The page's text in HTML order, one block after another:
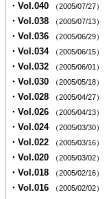
・Vol.040 （2005/07/27）
・Vol.038 （2005/07/13）
・Vol.036 （2005/06/29）
・Vol.034 （2005/06/15）
・Vol.032 （2005/06/01）
・Vol.030 （2005/05/18）
・Vol.028 （2005/04/27）
・Vol.026 （2005/04/13）
・Vol.024 （2005/03/30）
・Vol.022 （2005/03/16）
・Vol.020 （2005/03/02）
・Vol.018 （2005/02/16）
・Vol.016 （2005/02/02）